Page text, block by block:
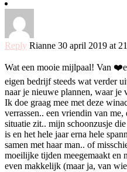
Reply Rianne 30 april 2019 at
Wat een mooie mijlpaal! Van
eigen bedrijf steeds wat verder
naar je nieuwe plannen, waar
Ik doe graag mee met deze
verrassen.. een vriendin van
situatie zit.. mijn schoonzusje
is en het hele jaar erna hele
samen met haar man.. of
moeilijke tijden meegemaakt en
even makkelijk (maar ja, van